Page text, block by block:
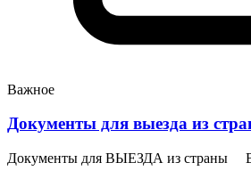
Важное
Документы для выезда из
Документы для ВЫЕЗДА из страны